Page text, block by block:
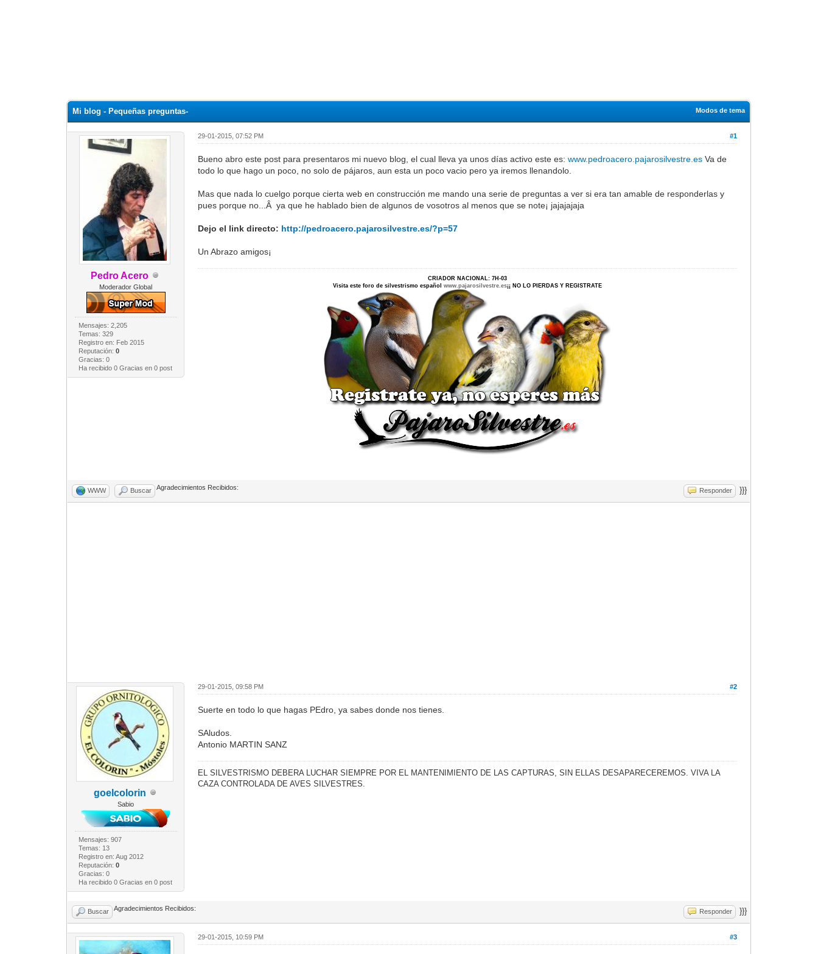
Modos de tema
Mi blog - Pequeñas preguntas-
Pedro Acero
Moderador Global
Mensajes: 2,205
Temas: 329
Registro en: Feb 2015
Reputación: 0
Gracias: 0
Ha recibido 0 Gracias en 0 post
#1
29-01-2015, 07:52 PM
Bueno abro este post para presentaros mi nuevo blog, el cual lleva ya unos días activo este es:www.pedroacero.pajarosilvestre.es Va de
todo lo que hago un poco, no solo de pájaros, aun esta un poco vacio pero ya iremos llenandolo.
Mas que nada lo cuelgo porque cierta web en construcción me mando una serie de preguntas a ver si era tan amable de responderlas y
pues porque no...Â ya que he hablado bien de algunos de vosotros al menos que se note¡ jajajajaja
Dejo el link directo: http://pedroacero.pajarosilvestre.es/?p=57
Un Abrazo amigos¡
CRIADOR NACIONAL: 7H-03
Visita este foro de silvestrismo españolwww.pajarosilvestre.es¡¡ NO LO PIERDAS Y REGISTRATE
WWW Buscar Responder }}}
Agradecimientos Recibidos:
goelcolorin
Sabio
Mensajes: 907
Temas: 13
Registro en: Aug 2012
Reputación: 0
Gracias: 0
Ha recibido 0 Gracias en 0 post
#2
29-01-2015, 09:58 PM
Suerte en todo lo que hagas PEdro, ya sabes donde nos tienes.
SAludos.
Antonio MARTIN SANZ
EL SILVESTRISMO DEBERA LUCHAR SIEMPRE POR EL MANTENIMIENTO DE LAS CAPTURAS, SIN ELLAS DESAPARECEREMOS. VIVA LA
CAZA CONTROLADA DE AVES SILVESTRES.
Buscar Responder }}}
Agradecimientos Recibidos:
#3
29-01-2015, 10:59 PM